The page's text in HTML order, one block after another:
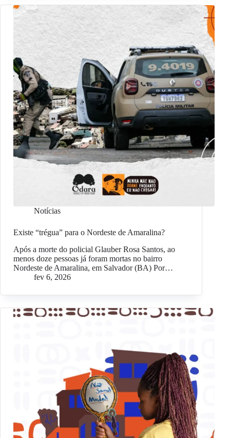
Notícias
Existe “trégua” para o Nordeste de Amaralina?
Após a morte do policial Glauber Rosa Santos, ao
menos doze pessoas já foram mortas no bairro
Nordeste de Amaralina, em Salvador (BA) Por…
fev 6, 2026